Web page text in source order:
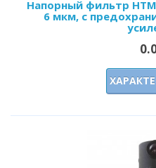
Напорный фильтр
6 мкм, с